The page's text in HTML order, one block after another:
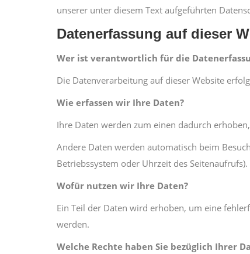
unserer unter diesem Text aufgeführten
Datenerfassung auf dieser
Wer ist verantwortlich für die
Die Datenverarbeitung auf dieser Website
Wie erfassen wir Ihre Daten?
Ihre Daten werden zum einen dadurch
Andere Daten werden automatisch beim
Betriebssystem oder Uhrzeit des
Wofür nutzen wir Ihre Daten?
Ein Teil der Daten wird erhoben, um eine
werden.
Welche Rechte haben Sie bezüglich Ihrer